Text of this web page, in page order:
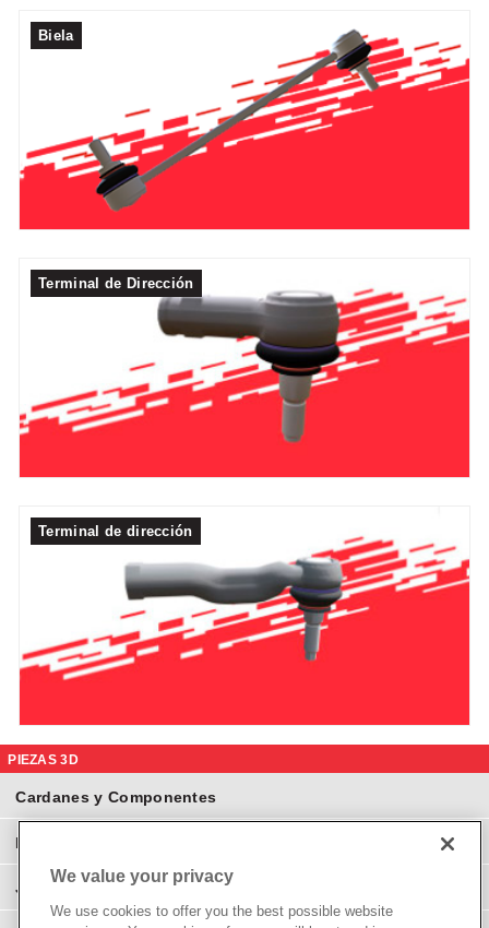
Biela
Terminal de Dirección
Terminal de dirección
PIEZAS 3D
Cardanes y Componentes
Eje Diferenciales y Componentes
Juntas Homocinéticas
We value your privacy
We use cookies to offer you the best possible website